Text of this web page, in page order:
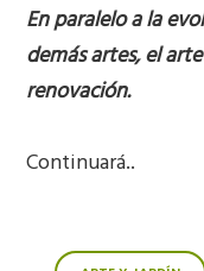
En paralelo a la
demás artes, el
renovación.
Continuará..